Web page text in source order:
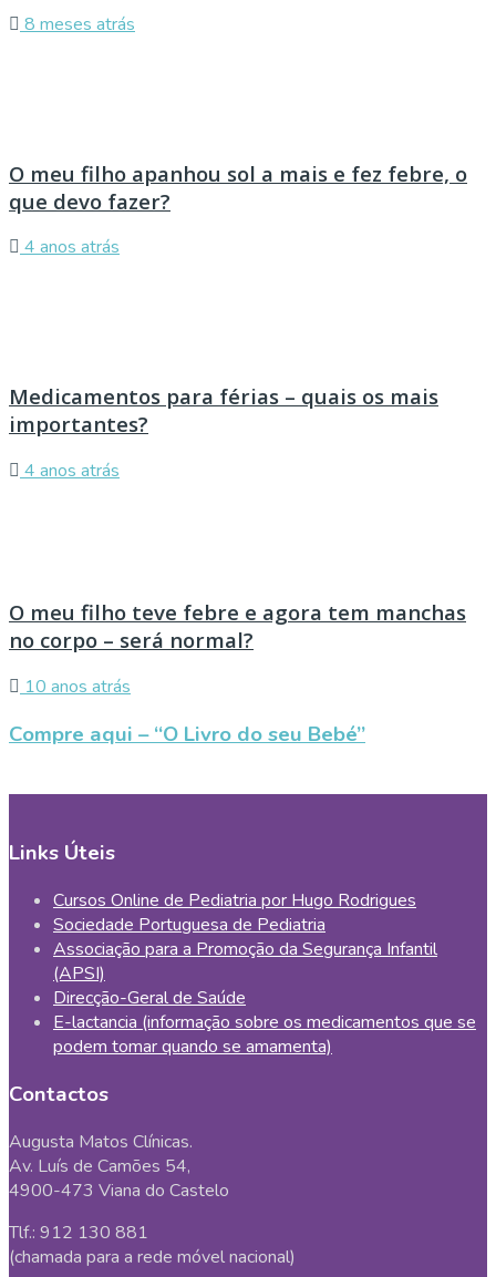
8 meses atrás
O meu filho apanhou sol a mais e fez febre, o
que devo fazer?
4 anos atrás
Medicamentos para férias – quais os mais
importantes?
4 anos atrás
O meu filho teve febre e agora tem manchas
no corpo – será normal?
10 anos atrás
Compre aqui – “O Livro do seu Bebé”
Links Úteis
Cursos Online de Pediatria por Hugo Rodrigues
Sociedade Portuguesa de Pediatria
Associação para a Promoção da Segurança Infantil
(APSI)
Direcção-Geral de Saúde
E-lactancia (informação sobre os medicamentos que se
podem tomar quando se amamenta)
Contactos
Augusta Matos Clínicas.
Av. Luís de Camões 54,
4900-473 Viana do Castelo
Tlf.: 912 130 881
(chamada para a rede móvel nacional)